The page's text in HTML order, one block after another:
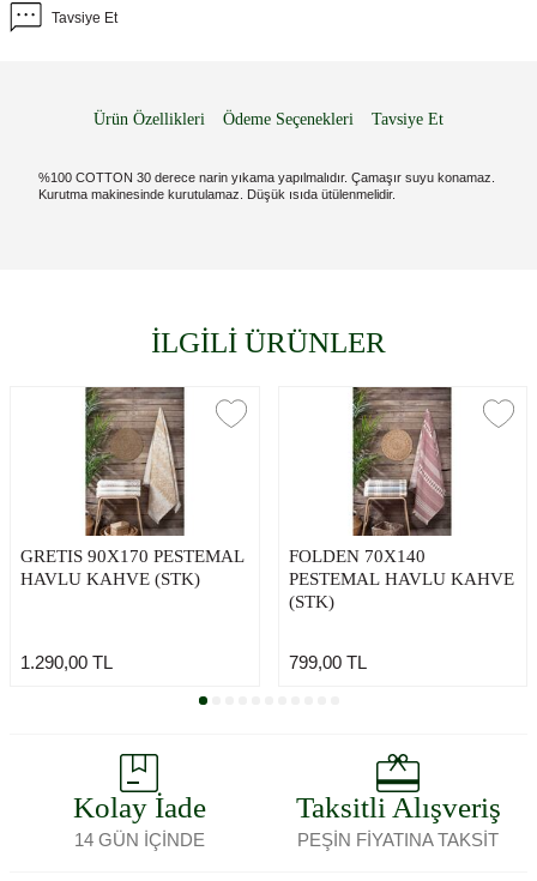
Tavsiye Et
Ürün Özellikleri Ödeme Seçenekleri Tavsiye Et
%100 COTTON 30 derece narin yıkama yapılmalıdır. Çamaşır suyu konamaz.
Kurutma makinesinde kurutulamaz. Düşük ısıda ütülenmelidir.
İLGİLİ ÜRÜNLER
GRETIS 90X170 PESTEMAL
HAVLU KAHVE (STK)
1.290,00 TL
FOLDEN 70X140
PESTEMAL HAVLU KAHVE
(STK)
799,00TL
Kolay İade
14 GÜN İÇİNDE
Taksitli Alışveriş
PEŞİN FİYATINA TAKSİT